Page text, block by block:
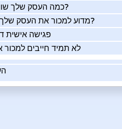
כמה העסק שלך שווה באמת?
מדוע למכור את העסק שלך בעזרתנו?
פגישה אישית
לא תמיד חייבים